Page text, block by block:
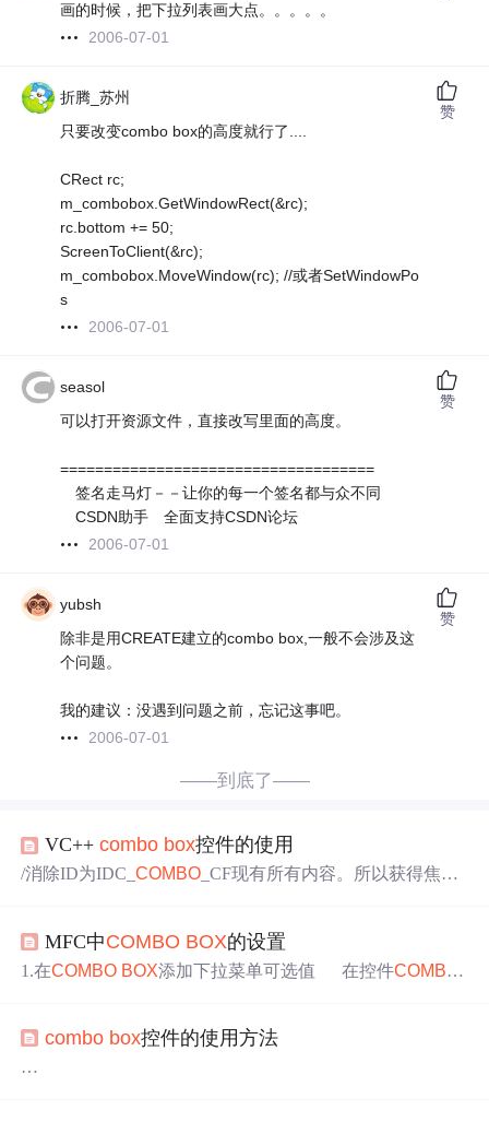
画的时候，把下拉列表画大点。。。。。
2006-07-01
折腾_苏州
只要改变combo box的高度就行了....
CRect rc;
m_combobox.GetWindowRect(&rc);
rc.bottom += 50;
ScreenToClient(&rc);
m_combobox.MoveWindow(rc); //或者SetWindowPo
s
2006-07-01
赞
seasol
可以打开资源文件，直接改写里面的高度。
====================================
签名走马灯－－让你的每一个签名都与众不同
CSDN助手 全面支持CSDN论坛
2006-07-01
赞
yubsh
除非是用CREATE建立的combo box,一般不会涉及这
个问题。
我的建议：没遇到问题之前，忘记这事吧。
2006-07-01
赞
——到底了——
VC++combo box控件的使用
/消除ID为IDC_COMBO _CF现有所有内容。所以获得焦点
_COMBO_CF))->GetCurSel() 返回的是当前选中值的行数，
是整型。((CComboBox*)GetDlgItem(IDC_ COMBO_CF))->
MFC中COMBO BOX的设置
1.在COMBO BOX添加下拉菜单可选值 在控件COMBO
区分。 2.设置COMBO BOX的默认显示项 先在头文件
combo box控件的使用方法